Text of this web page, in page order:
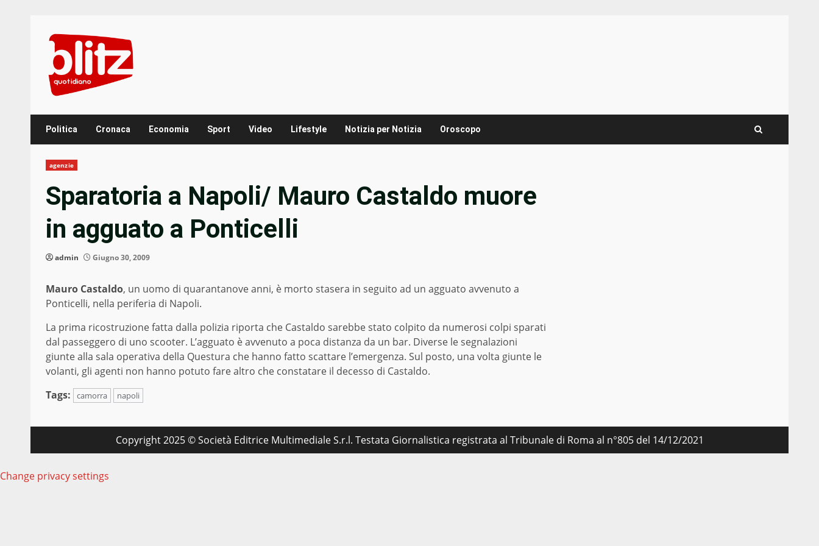
content
Politica Cronaca Economia Sport Video Lifestyle Notizia per Notizia Oroscopo
agenzie
Sparatoria a Napoli/ Mauro Castaldo muore
in agguato a Ponticelli
admin Giugno 30, 2009
Mauro Castaldo, un uomo di quarantanove anni, è morto stasera in seguito ad un agguato avvenuto a
Ponticelli, nella periferia di Napoli.
La prima ricostruzione fatta dalla polizia riporta che Castaldo sarebbe stato colpito da numerosi colpi sparati
dal passeggero di uno scooter. L’agguato è avvenuto a poca distanza da un bar. Diverse le segnalazioni
giunte alla sala operativa della Questura che hanno fatto scattare l’emergenza. Sul posto, una volta giunte le
volanti, gli agenti non hanno potuto fare altro che constatare il decesso di Castaldo.
Tags:
camorra napoli
Copyright 2025 © Società Editrice Multimediale S.r.l. Testata Giornalistica registrata al Tribunale di Roma al n°805 del 14/12/2021
Change privacy settings